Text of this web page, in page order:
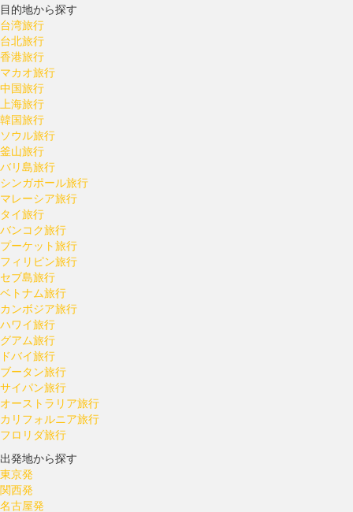
目的地から探す
台湾旅行
台北旅行
香港旅行
マカオ旅行
中国旅行
上海旅行
韓国旅行
ソウル旅行
釜山旅行
バリ島旅行
シンガポール旅行
マレーシア旅行
タイ旅行
バンコク旅行
プーケット旅行
フィリピン旅行
セブ島旅行
ベトナム旅行
カンボジア旅行
ハワイ旅行
グアム旅行
ドバイ旅行
ブータン旅行
サイパン旅行
オーストラリア旅行
カリフォルニア旅行
フロリダ旅行
出発地から探す
東京発
関西発
名古屋発